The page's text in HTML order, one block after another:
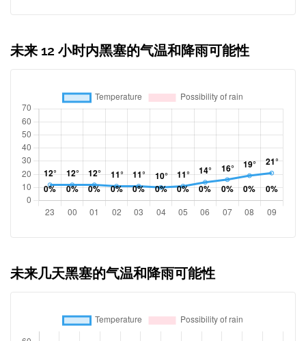
未来 12 小时内黑塞的气温和降雨可能性
未来几天黑塞的气温和降雨可能性